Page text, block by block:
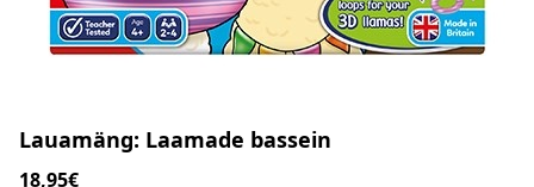
Lauamäng: Laamade bassein
18,95€